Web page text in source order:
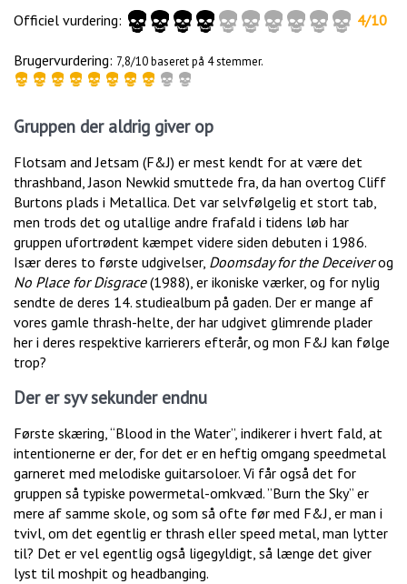
Officiel vurdering:
4/10
Brugervurdering: 7,8/10 baseret på 4 stemmer.
Gruppen der aldrig giver op
Flotsam and Jetsam (F&J) er mest kendt for at være det
thrashband, Jason Newkid smuttede fra, da han overtog Cliff
Burtons plads i Metallica. Det var selvfølgelig et stort tab,
men trods det og utallige andre frafald i tidens løb har
gruppen ufortrødent kæmpet videre siden debuten i 1986.
Især deres to første udgivelser, Doomsday for the Deceiverog
No Place for Disgrace(1988), er ikoniske værker, og for nylig
sendte de deres 14. studiealbum på gaden. Der er mange af
vores gamle thrash-helte, der har udgivet glimrende plader
her i deres respektive karrierers efterår, og mon F&J kan følge
trop?
Der er syv sekunder endnu
Første skæring, “Blood in the Water”, indikerer i hvert fald, at
intentionerne er der, for det er en heftig omgang speedmetal
garneret med melodiske guitarsoloer. Vi får også det for
gruppen så typiske powermetal-omkvæd. ”Burn the Sky” er
mere af samme skole, og som så ofte før med F&J, er man i
tvivl, om det egentlig er thrash eller speed metal, man lytter
til? Det er vel egentlig også ligegyldigt, så længe det giver
lyst til moshpit og headbanging.